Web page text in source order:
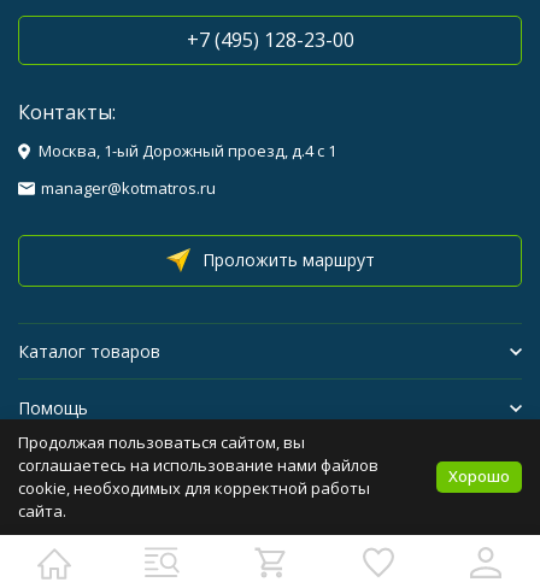
+7 (495) 128-23-00
Контакты:
Москва, 1-ый Дорожный проезд, д.4 с 1
manager@kotmatros.ru
Проложить маршрут
Каталог товаров
Помощь
Бренды
Политика персональных данных Карта сайта
Продолжая пользоваться сайтом, вы
соглашаетесь на использование нами файлов
cookie, необходимых для корректной работы
сайта.
Хорошо